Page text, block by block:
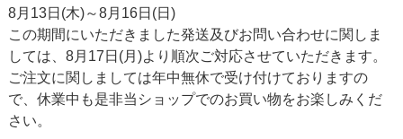
8月13日(木)～8月16日(日)
この期間にいただきました発送及びお問い合わせに関しま
しては、8月17日(月)より順次ご対応させていただきます。
ご注文に関しましては年中無休で受け付けておりますの
で、休業中も是非当ショップでのお買い物をお楽しみくだ
さい。